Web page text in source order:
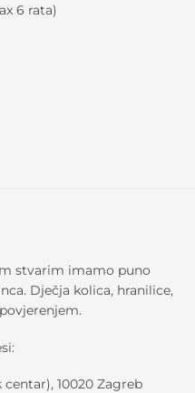
6 rata)
stvarim imamo puno
Dječja kolica, hranilice,
10020 Zagreb